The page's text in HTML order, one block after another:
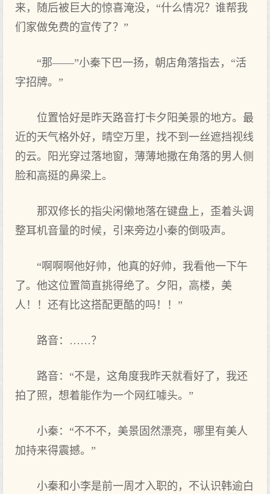
来，随后被巨大的惊喜淹没，“什么情况？谁帮我
们家做免费的宣传了？”
“那——”小秦下巴一扬，朝店角落指去，“活
字招牌。”
位置恰好是昨天路音打卡夕阳美景的地方。最
近的天气格外好，晴空万里，找不到一丝遮挡视线
的云。阳光穿过落地窗，薄薄地撒在角落的男人侧
脸和高挺的鼻梁上。
那双修长的指尖闲懒地落在键盘上，歪着头调
整耳机音量的时候，引来旁边小秦的倒吸声。
“啊啊啊他好帅，他真的好帅，我看他一下午
了。他这位置简直挑得绝了。夕阳，高楼，美
人！！还有比这搭配更酷的吗！！”
路音：……？
路音：“不是，这角度我昨天就看好了，我还
拍了照，想着能作为一个网红噱头。”
小秦：“不不不，美景固然漂亮，哪里有美人
加持来得震撼。”
小秦和小李是前一周才入职的，不认识韩逾白